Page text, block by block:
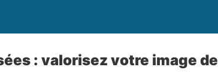
: valorisez votre image de